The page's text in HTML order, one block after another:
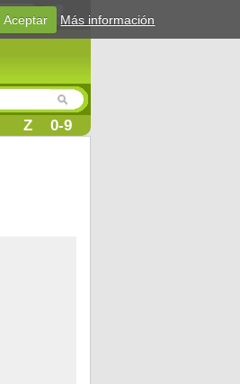
Login
Z 0-9
Aceptar Más información